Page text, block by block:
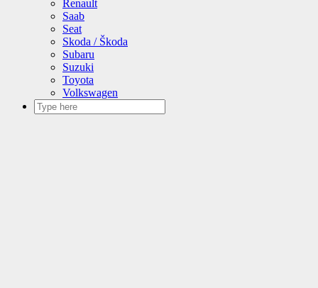
Renault
Saab
Seat
Skoda / Škoda
Subaru
Suzuki
Toyota
Volkswagen